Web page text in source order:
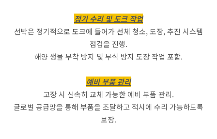
정기 수리 및 도크 작업
선박은 정기적으로 도크에 들어가 선체 청소, 도장, 추진 시스템
점검을 진행.
해양 생물 부착 방지 및 부식 방지 도장 작업 포함.
예비 부품 관리
고장 시 신속히 교체 가능한 예비 부품 관리.
글로벌 공급망을 통해 부품을 조달하고 적시에 수리 가능하도록
보장.